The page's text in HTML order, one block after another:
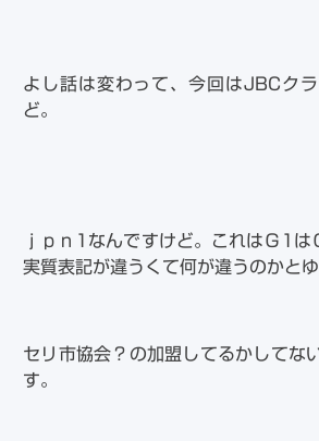
よし話は変わって、今回はJBCク
ど。
ｊｐｎ1なんですけど。これはＧ1は
実質表記が違うくて何が違うのかとゆ
セリ市協会？の加盟してるかしてな
す。